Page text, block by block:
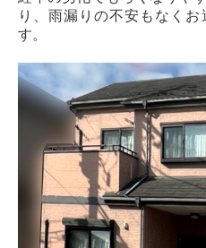
り、雨漏りの不安もなく
す。